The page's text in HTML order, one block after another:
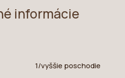
informácie
1/vyššie poschodie